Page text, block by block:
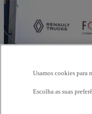
Usamos cookies para
Escolha as suas